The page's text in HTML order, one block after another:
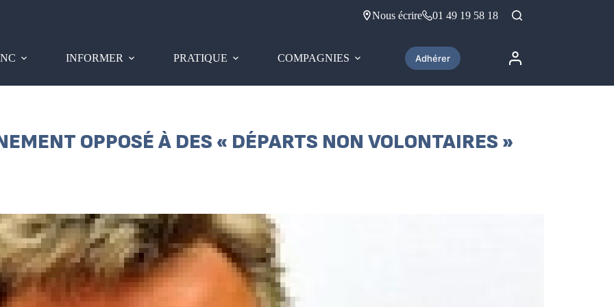
Nous écrire 01 49 19 58 18
INFORMER PRATIQUE COMPAGNIES Adhérer
OPPOSÉ À DES « DÉPARTS NON VOLONTAIRES »